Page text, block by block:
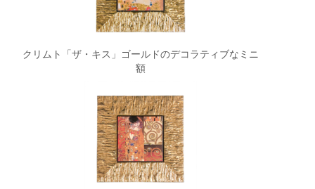
クリムト「ザ・キス」ゴールドのデコラティブなミニ
額